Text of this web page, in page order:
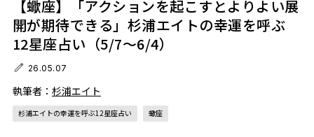
【蠍座】「アクションを起こすとよりよい展
開が期待できる」杉浦エイトの幸運を呼ぶ
12星座占い（5/7～6/4）
26.05.07
執筆者： 杉浦エイト
杉浦エイトの幸運を呼ぶ12星座占い 蠍座